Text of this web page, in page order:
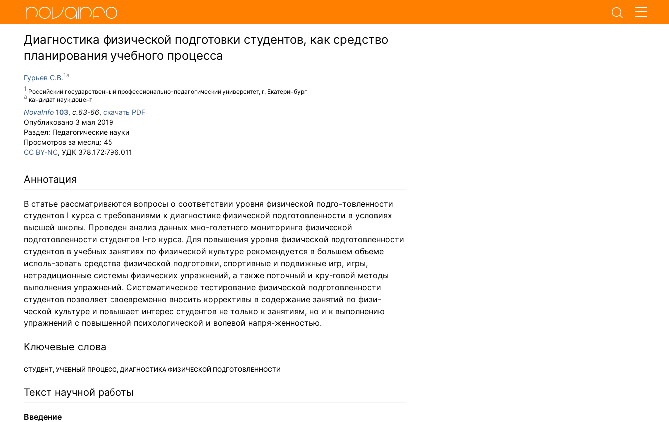
Диагностика физической подготовки студентов, как средство
планирования учебного процесса
Гурьев С.В.
Российский государственный профессионально-педагогический университет, г. Екатеринбург
кандидат наук,доцент
NovaInfo 103, с.63-66, скачать PDF
Опубликовано 3 мая 2019
Раздел: Педагогические науки
Просмотров за месяц: 45
CC BY-NC, УДК 378.172:796.011
Аннотация
В статье рассматриваются вопросы о соответствии уровня физической подго-товленности
студентов I курса с требованиями к диагностике физической подготовленности в условиях
высшей школы. Проведен анализ данных мно-голетнего мониторинга физической
подготовленности студентов I-го курса. Для повышения уровня физической подготовленности
студентов в учебных занятиях по физической культуре рекомендуется в большем объеме
исполь-зовать средства физической подготовки, спортивные и подвижные игр, игры,
нетрадиционные системы физических упражнений, а также поточный и кру-говой методы
выполнения упражнений. Систематическое тестирование физической подготовленности
студентов позволяет своевременно вносить коррективы в содержание занятий по физи-
ческой культуре и повышает интерес студентов не только к занятиям, но и к выполнению
упражнений с повышенной психологической и волевой напря-женностью.
Ключевые слова
СТУДЕНТ, УЧЕБНЫЙ ПРОЦЕСС, ДИАГНОСТИКА ФИЗИЧЕСКОЙ ПОДГОТОВЛЕННОСТИ
Текст научной работы
Введение